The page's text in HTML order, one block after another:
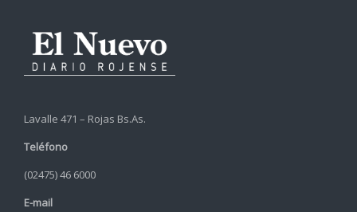
Lavalle 471 – Rojas Bs.As.
Teléfono
(02475) 46 6000
E-mail